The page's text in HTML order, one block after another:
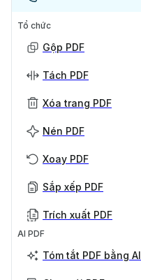
Tổ chức
Gộp PDF
Tách PDF
Xóa trang PDF
Nén PDF
Xoay PDF
Sắp xếp PDF
Trích xuất PDF
AI PDF
Tóm tắt PDF bằng AI